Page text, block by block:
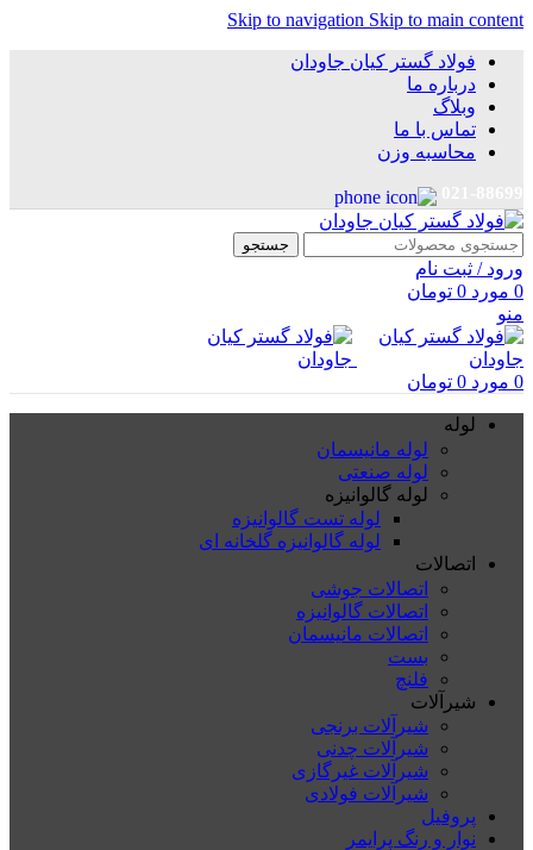
Skip to navigation Skip to main content
فولاد گستر کیان جاودان
درباره ما
وبلاگ
تماس با ما
محاسبه وزن
جستجو
ورود / ثبت نام
0 مورد 0 تومان
منو
0 مورد 0 تومان
لوله
لوله مانیسمان
لوله صنعتی
لوله گالوانیزه
لوله تست گالوانیزه
لوله گالوانیزه گلخانه ای
اتصالات
اتصالات جوشی
اتصالات گالوانیزه
اتصالات مانیسمان
بست
فلنچ
شیرآلات
شیرآلات برنجی
شیرآلات چدنی
شیرآلات غیرگازی
شیرآلات فولادی
پروفیل
نوار و رنگ پرایمر